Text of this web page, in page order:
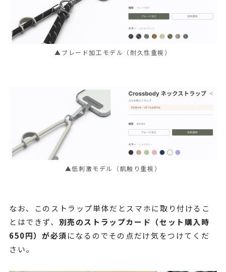
▲ブレード加工モデル（耐久性重視）
▲低刺激モデル（肌触り重視）
なお、このストラップ単体だとスマホに取り付けるこ
とはできず、 別売のストラップカード（セット購入時
650円）が必須になるのでその点だけ気をつけてくだ
さい。